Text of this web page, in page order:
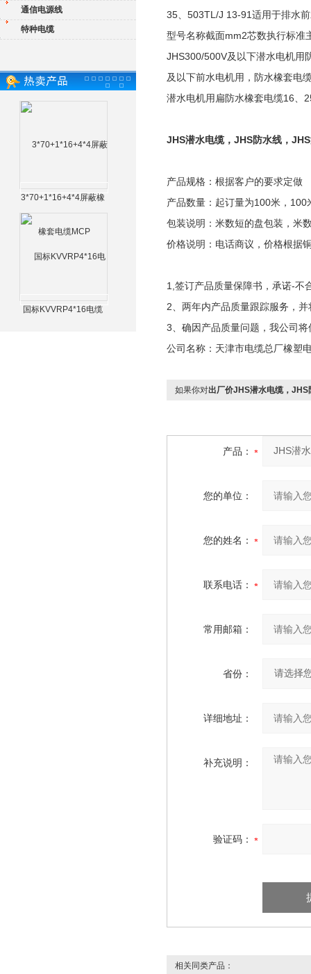
通信电源线
特种电缆
3*70+1*16+4*4屏蔽橡
国标KVVRP4*16电缆
35、503TL/J 13-91适用于排水
型号名称截面mm2芯数执行标准
JHS300/500V及以下潜水电机用
及以下前水电机用，防水橡套电
潜水电机用扁防水橡套电缆16、
JHS潜水电缆，JHS防水线，
产品规格：根据客户的要求定做
产品数量：起订量为100米，100
包装说明：米数短的盘包装，米
价格说明：电话商议，价格根据
1,签订产品质量保障书，承诺-不
2、两年内产品质量跟踪服务，
3、确因产品质量问题，我公司
公司名称：天津市电缆总厂橡塑
如果你对出厂价JHS潜水电缆，
产品：
您的单位：
您的姓名：
联系电话：
常用邮箱：
省份：
详细地址：
补充说明：
验证码：
相关同类产品：